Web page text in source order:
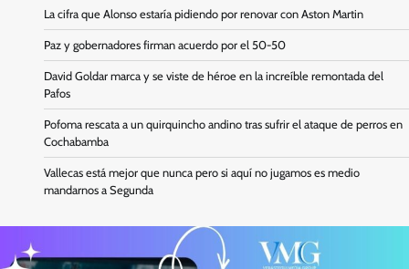
La cifra que Alonso estaría pidiendo por renovar con Aston Martin
Paz y gobernadores firman acuerdo por el 50-50
David Goldar marca y se viste de héroe en la increíble remontada del
Pafos
Pofoma rescata a un quirquincho andino tras sufrir el ataque de perros en
Cochabamba
Vallecas está mejor que nunca pero si aquí no jugamos es medio
mandarnos a Segunda